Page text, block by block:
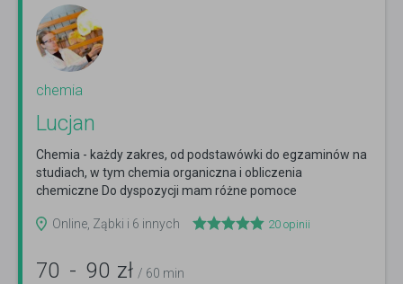
chemia
Lucjan
Chemia - każdy zakres, od podstawówki do egzaminów na
studiach, w tym chemia organiczna i obliczenia
chemiczne Do dyspozycji mam różne pomoce
Online, Ząbki i 6 innych
20 opinii
70 - 90 zł / 60 min